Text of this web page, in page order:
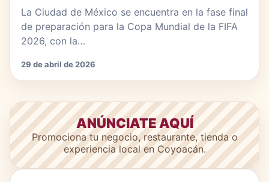
La Ciudad de México se encuentra en la fase final
de preparación para la Copa Mundial de la FIFA
2026, con la…
29 de abril de 2026
ANÚNCIATE AQUÍ
Promociona tu negocio, restaurante, tienda o
experiencia local en Coyoacán.